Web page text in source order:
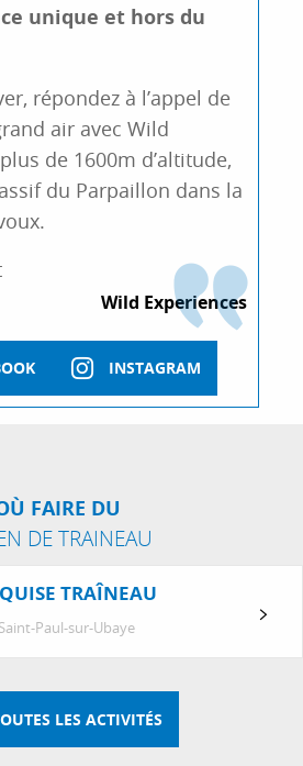
unique et hors du
répondez à l’appel de
air avec Wild
de 1600m d’altitude,
du Parpaillon dans la
Wild Experiences
INSTAGRAM
FAIRE DU
DE TRAINEAU
TRAÎNEAU
Saint-Paul-sur-Ubaye
LES ACTIVITÉS